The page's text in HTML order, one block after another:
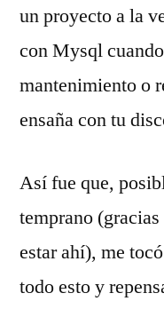
un proyecto a la
con Mysql
mantenimiento o
ensaña con tu
Así fue que,
temprano
estar ahí), me
todo esto y